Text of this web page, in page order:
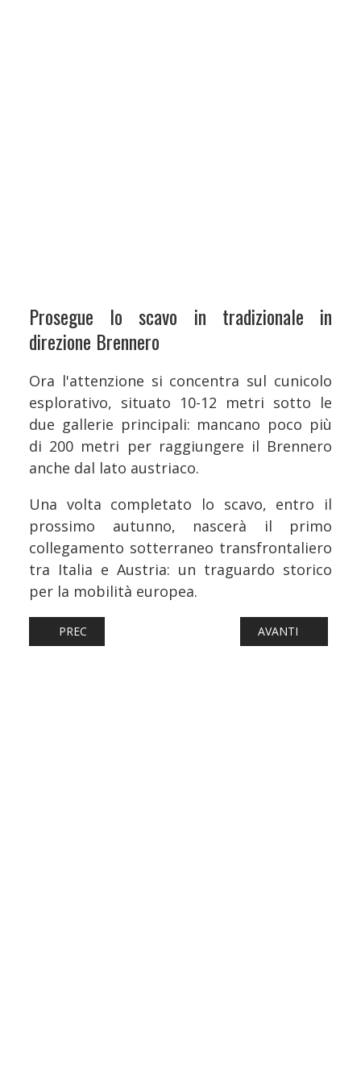
Prosegue lo scavo in tradizionale in
direzione Brennero
Ora l'attenzione si concentra sul cunicolo
esplorativo, situato 10-12 metri sotto le
due gallerie principali: mancano poco più
di 200 metri per raggiungere il Brennero
anche dal lato austriaco.
Una volta completato lo scavo, entro il
prossimo autunno, nascerà il primo
collegamento sotterraneo transfrontaliero
tra Italia e Austria: un traguardo storico
per la mobilità europea.
ARTICOLO PRECEDENTE: FERROVIE: PRONTE LE PRIME
PREC ARTICOLO
AVANTI